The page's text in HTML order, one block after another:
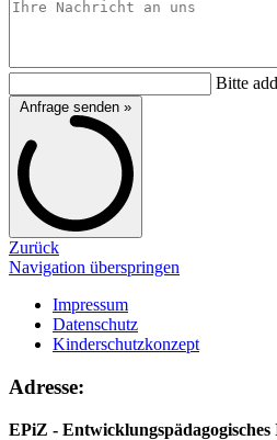
Bitte
Anfrage senden »
Zurück
Navigation überspringen
Impressum
Datenschutz
Kinderschutzkonzept
Adresse:
EPiZ -